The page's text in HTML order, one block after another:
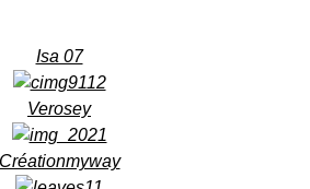
Isa 07
Verosey